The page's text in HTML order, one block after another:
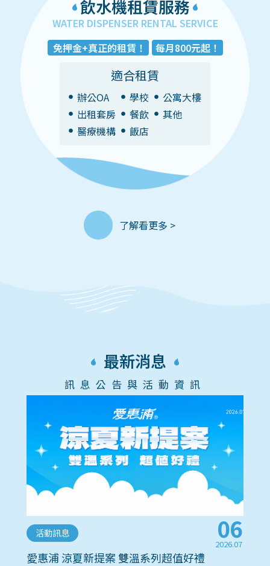
飲水機租賃服務
WATER DISPENSER RENTAL SERVICE
免押金+真正的租賃！
每月800元起！
適合租賃
辦公OA
出租套房
醫療機構
學校
餐飲
飯店
公寓大樓
其他
了解看更多 >
最新消息
訊息公告與活動資訊
活動訊息
愛惠浦 涼夏新提案 雙溫系列超值好禮
06
2026.07